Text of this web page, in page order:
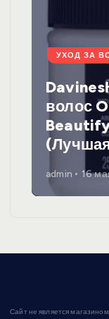
УХОД ЗА
волос
admin 16
Сайт не является